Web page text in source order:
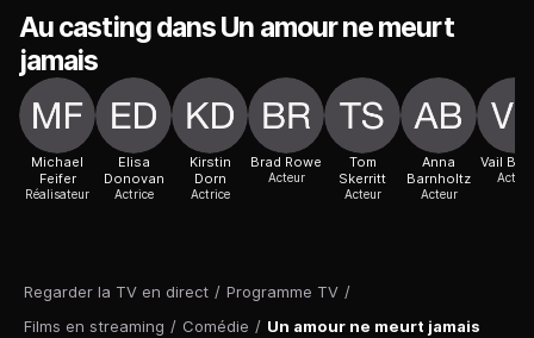
Regarder la TV en direct / Programme TV /
Films en streaming / Comédie / Un amour ne meurt jamais
Au casting dans Un amour ne meurt
jamais
Michael
Feifer
Réalisateur
Elisa
Donovan
Actrice
Kirstin
Dorn
Actrice
Brad Rowe
Acteur
Tom
Skerritt
Acteur
Anna
Barnholtz
Acteur
Vail
Acteur